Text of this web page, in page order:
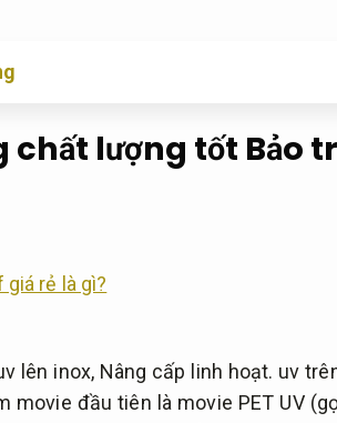
chất lượng tốt Bảo
lên inox, Nâng cấp linh hoạt. uv
đầu tiên là movie PET UV